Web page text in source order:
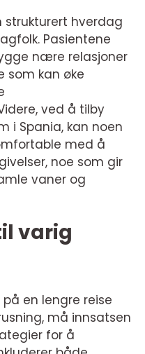
strukturert hverdag
Pasientene
nære relasjoner
som kan øke
ved å tilby
i Spania, kan noen
med å
noe som gir
vaner og
varig
en lengre reise
må innsatsen
for å